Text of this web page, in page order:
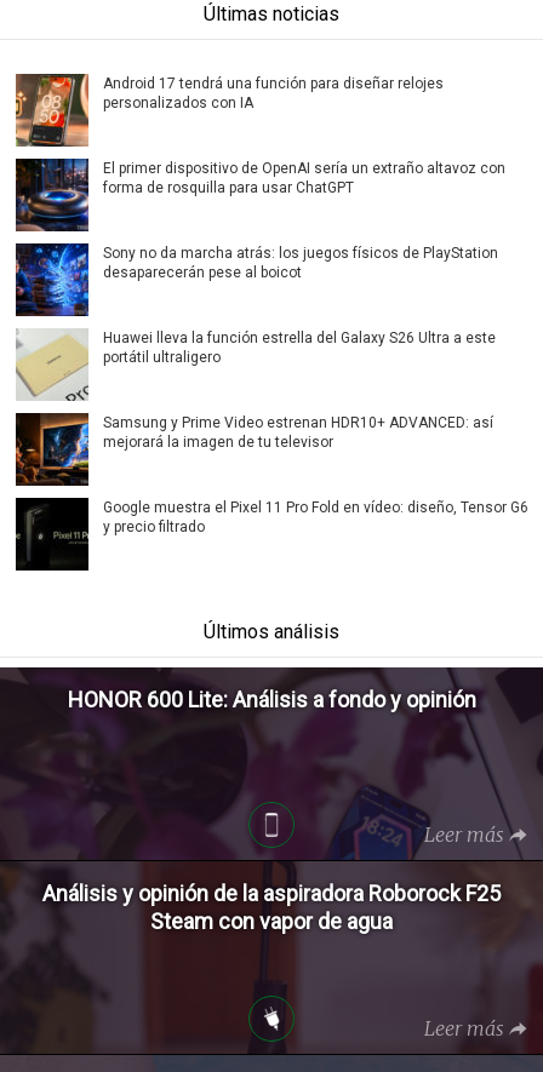
Últimas noticias
Android 17 tendrá una función para diseñar relojes
personalizados con IA
El primer dispositivo de OpenAI sería un extraño altavoz con
forma de rosquilla para usar ChatGPT
Sony no da marcha atrás: los juegos físicos de PlayStation
desaparecerán pese al boicot
Huawei lleva la función estrella del Galaxy S26 Ultra a este
portátil ultraligero
Samsung y Prime Video estrenan HDR10+ ADVANCED: así
mejorará la imagen de tu televisor
Google muestra el Pixel 11 Pro Fold en vídeo: diseño, Tensor G6
y precio filtrado
Últimos análisis
HONOR 600 Lite: Análisis a fondo y opinión
Leer más
Análisis y opinión de la aspiradora Roborock F25
Steam con vapor de agua
Leer más